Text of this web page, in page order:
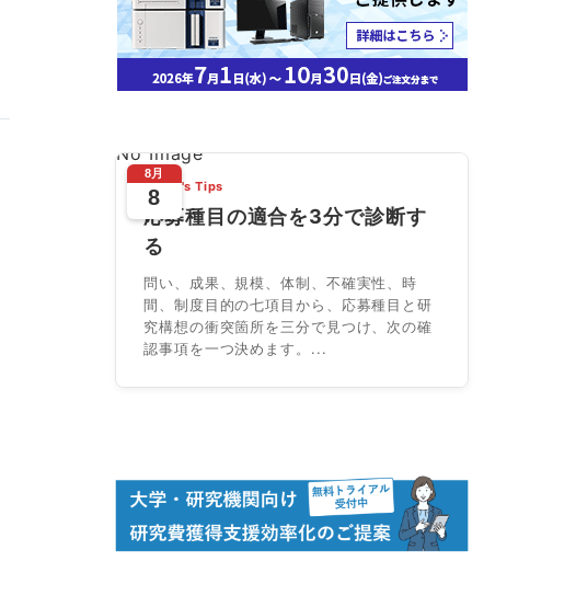
No Image
8月
8
Today's Tips
応募種目の適合を3分で診断す
る
問い、成果、規模、体制、不確実性、時
間、制度目的の七項目から、応募種目と研
究構想の衝突箇所を三分で見つけ、次の確
認事項を一つ決めます。...